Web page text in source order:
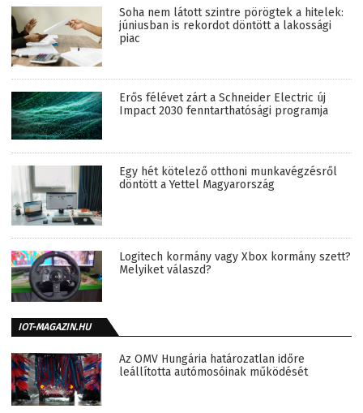
Soha nem látott szintre pörögtek a hitelek:
júniusban is rekordot döntött a lakossági
piac
Erős félévet zárt a Schneider Electric új
Impact 2030 fenntarthatósági programja
Egy hét kötelező otthoni munkavégzésről
döntött a Yettel Magyarország
Logitech kormány vagy Xbox kormány szett?
Melyiket válaszd?
IOT-MAGAZIN.HU
Az OMV Hungária határozatlan időre
leállította autómosóinak működését